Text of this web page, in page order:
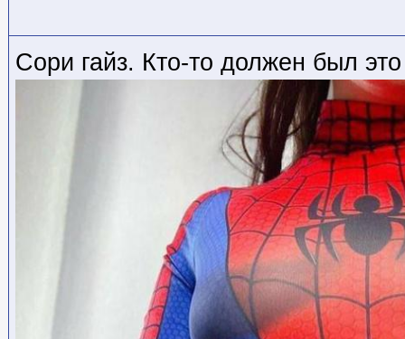
Сори гайз. Кто-то должен был это